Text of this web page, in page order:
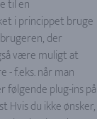
til en
i princippet bruge
der
være muligt at
f.eks. når man
følgende plug-ins på
Hvis du ikke ønsker,